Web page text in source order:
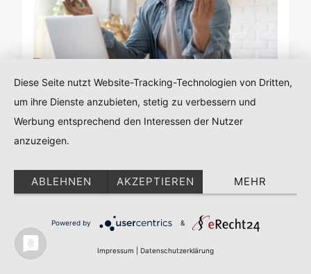
RATGEBER
Warum Wohlbefinden am
Arbeitsplatz heute wichtiger ist
Diese Seite nutzt Website-Tracking-Technologien von Dritten,
um ihre Dienste anzubieten, stetig zu verbessern und
Werbung entsprechend den Interessen der Nutzer
anzuzeigen.
ABLEHNEN AKZEPTIEREN MEHR
Powered by &
Impressum Datenschutzerklärung